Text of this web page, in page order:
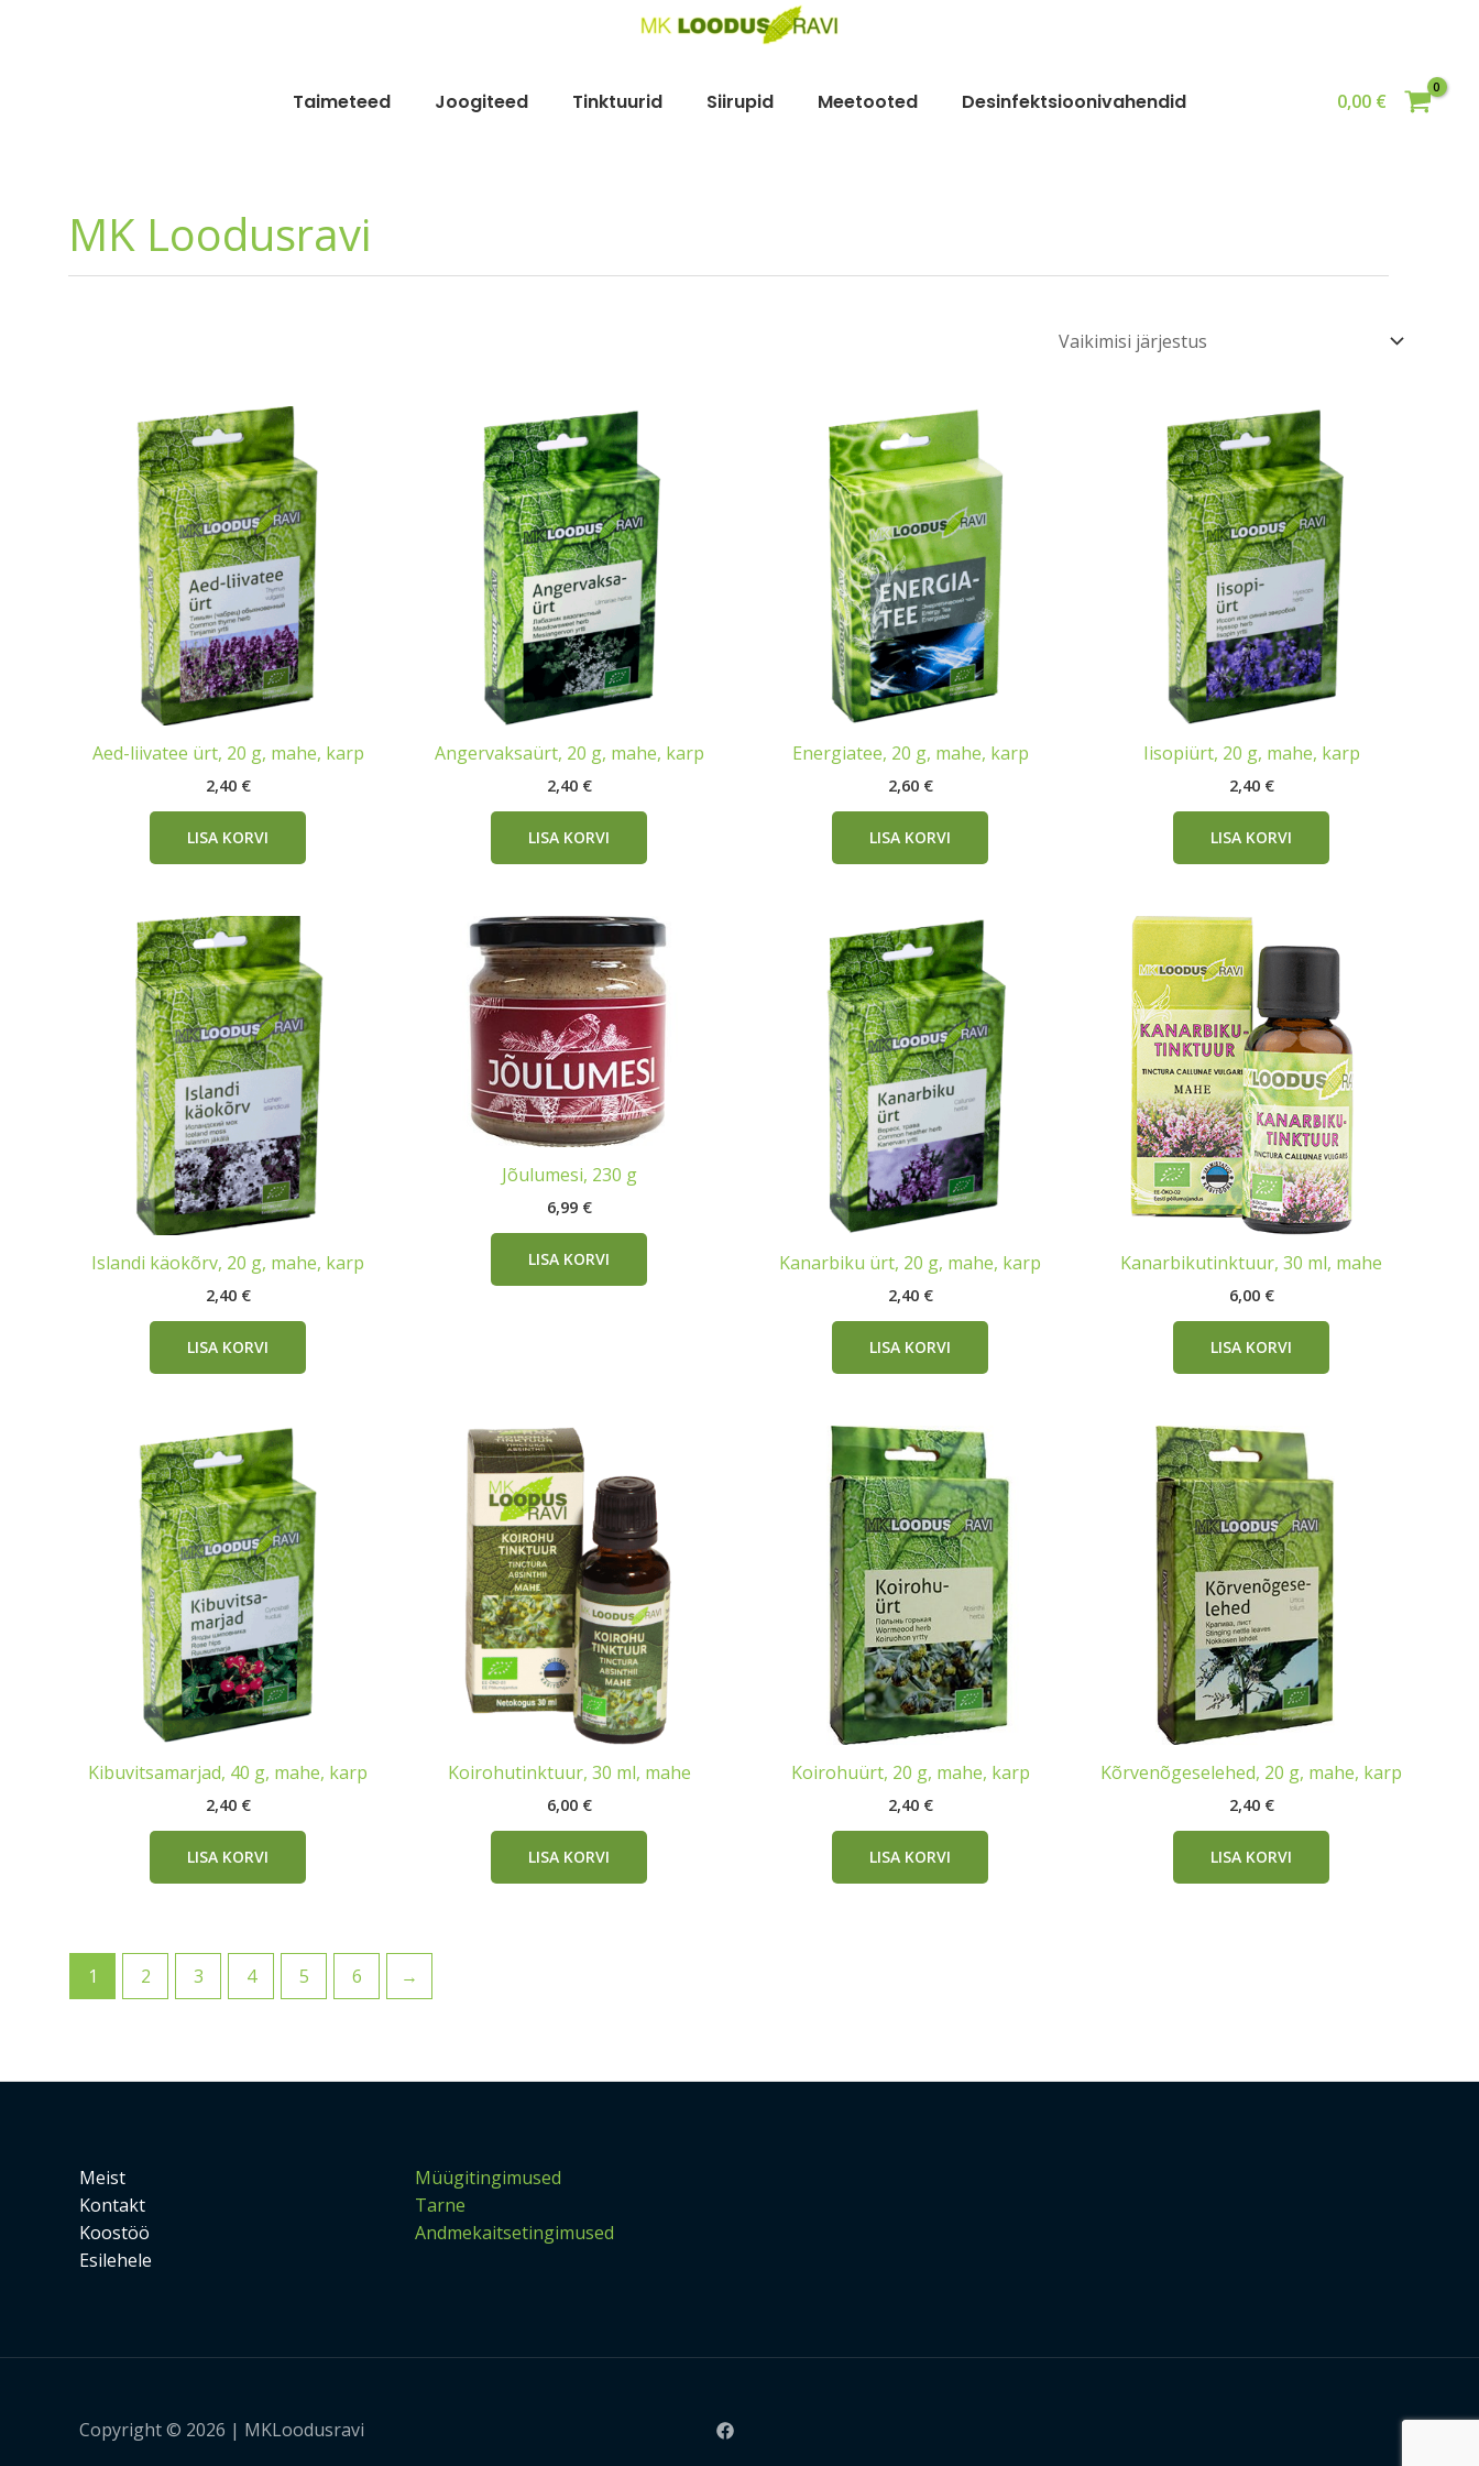
Taimeteed Joogiteed Tinktuurid Siirupid Meetooted Desinfektsioonivahendid 0,00 €
MK Loodusravi
Aed-liivatee ürt, 20 g, mahe, karp
2,40 €
LISA KORVI
Angervaksaürt, 20 g, mahe, karp
2,40 €
LISA KORVI
Energiatee, 20 g, mahe, karp
2,60 €
LISA KORVI
Iisopiürt, 20 g, mahe, karp
2,40 €
LISA KORVI
Islandi käokõrv, 20 g, mahe, karp
2,40 €
LISA KORVI
Jõulumesi, 230 g
6,99 €
LISA KORVI Kanarbiku ürt, 20 g, mahe, karp
2,40 €
LISA KORVI
Kanarbikutinktuur, 30 ml, mahe
6,00 €
LISA KORVI
Kibuvitsamarjad, 40 g, mahe, karp
2,40 €
LISA KORVI
Koirohutinktuur, 30 ml, mahe
6,00 €
LISA KORVI
Koirohuürt, 20 g, mahe, karp
2,40 €
LISA KORVI
Kõrvenõgeselehed, 20 g, mahe, karp
2,40 €
LISA KORVI
1 2 3 4 5 6 →
Meist
Kontakt
Koostöö
Esilehele
Müügitingimused
Tarne
Andmekaitsetingimused
Copyright © 2026 | MKLoodusravi